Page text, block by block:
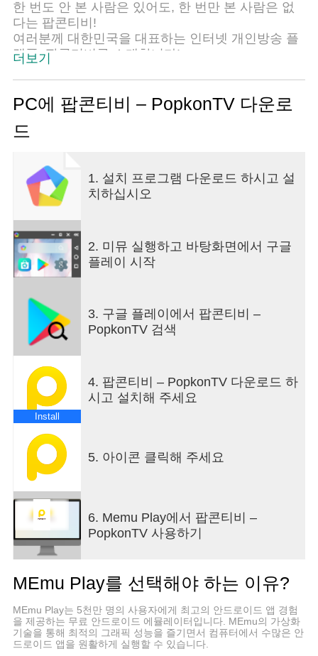
한 번도 안 본 사람은 있어도, 한 번만 본 사람은 없
다는 팝콘티비!
여러분께 대한민국을 대표하는 인터넷 개인방송 플
랫폼, 팝콘티비를 소개합니다!
다.
요즘 잘나가는 대세 BJ들의 개인 방송을 실시간으로
송출하는 팝콘티비는 높은 선명도를 자랑하는 FHD
고 있습니다. 인터넷 방송의 품격을 팝콘티비에서
체험해 보세요.
저희 팝콘티비는 언제 어디서나 여러분의 휴식 공간
이 되어드릴 것을 약속합니다!
- 다양한 콘텐츠: 팝콘티비는 시청자와 방송자가 직
접 소통하는 무료 개인 방송, 유료 방송, 팬클럽 방
송, VIP 방송, 시청자 맞춤형 방송 등 다양한 형태의
- 아이템 선물: 내가 좋아하는 방송자에게 아이템을
선물해 보세요.
- 실시간 채팅: BJ와 시청자들과 직접 채팅을 하며
- 즐겨찾기: 자주 보는 BJ의 방송은 즐겨 찾기를 통
해 간편하게 이용하실 수 있습니다.
- 알람 기능: 내가 좋아하는 방송자를 지정해 보세요.
방송자가 방송하기를 켜면 알려드립니다.
에 다른 애플리케이션을 사용할 수 있습니다.
- SNS 로그인 기능 : 이제 사용하시는 SNS를 이용
해서 편하게 로그인 해보세요.
* 팝콘티비의 방송 콘텐츠 서비스를 이용하시면서
불편한 사항이나 건의 사항 등이 있을 시에는 담당
자에게 메일을 보내시거나 팝콘티비 홈페이지 내
1:1 문의 게시판을 이용해 주세요. 마켓에 리뷰에만
의견을 남기실 경우 정확한 답변이 어려울 수 있사
* 팝콘티비 홈페이지에서 현재 진행중인 이벤트 공
많이 방문해주세요.
* 언제나 팝콘티비와 함께 즐거운 시간 되시기를 바
라면서 오늘도 팝, 팝, 팝콘티비!
더보기
PC에 팝콘티비 – PopkonTV 다운로
드
1. 설치 프로그램 다운로드 하시고 설
치하십시오
2. 미뮤 실행하고 바탕화면에서 구글
플레이 시작
3. 구글 플레이에서 팝콘티비 –
PopkonTV 검색
Install
4. 팝콘티비 – PopkonTV 다운로드 하
시고 설치해 주세요
5. 아이콘 클릭해 주세요
6. Memu Play에서 팝콘티비 –
PopkonTV 사용하기
MEmu Play를 선택해야 하는 이유?
MEmu Play는 5천만 명의 사용자에게 최고의 안드로이드 앱 경험
을 제공하는 무료 안드로이드 에뮬레이터입니다. MEmu의 가상화
기술을 통해 최적의 그래픽 성능을 즐기면서 컴퓨터에서 수많은 안
드로이드 앱을 원활하게 실행할 수 있습니다.